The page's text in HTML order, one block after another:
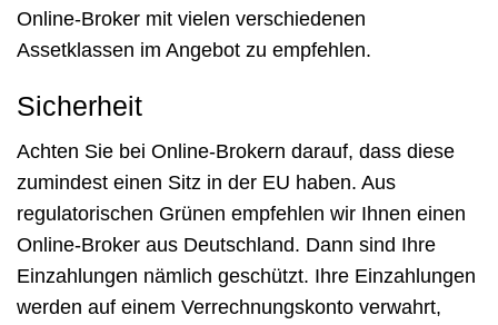
Online-Broker mit vielen verschiedenen
Assetklassen im Angebot zu empfehlen.
Sicherheit
Achten Sie bei Online-Brokern darauf, dass diese
zumindest einen Sitz in der EU haben. Aus
regulatorischen Grünen empfehlen wir Ihnen einen
Online-Broker aus Deutschland. Dann sind Ihre
Einzahlungen nämlich geschützt. Ihre Einzahlungen
werden auf einem Verrechnungskonto verwahrt,